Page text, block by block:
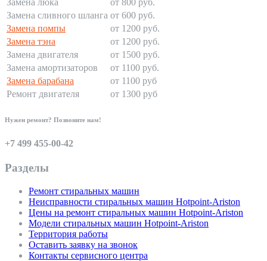
Замена люка
от 800 руб.
Замена сливного шланга от 600 руб.
Замена помпы
от 1200 руб.
Замена тэна
от 1200 руб.
Замена двигателя
от 1500 руб.
Замена амортизаторов
от 1100 руб.
Замена барабана
от 1100 руб
Ремонт двигателя
от 1300 руб
Нужен ремонт? Позвоните нам!
+7 499 455-00-42
Разделы
Ремонт стиральных машин
Неисправности стиральных машин Hotpoint-Ariston
Цены на ремонт стиральных машин Hotpoint-Ariston
Модели стиральных машин Hotpoint-Ariston
Территория работы
Оставить заявку на звонок
Контакты сервисного центра